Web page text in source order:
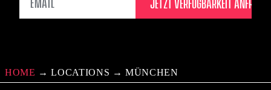
HOME →LOCATIONS →MÜNCHEN